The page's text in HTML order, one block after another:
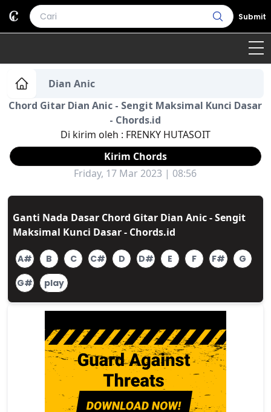
Submit
Home
Genre Country Bahasa Daerah
Lagu Umum
Terjemahan
Daftar Isi
Dian Anic
Chord Gitar Dian Anic - Sengit Maksimal Kunci Dasar
- Chords.id
Di kirim oleh : FRENKY HUTASOIT
Kirim Chords
Friday, 17 Mar 2023 | 08:56
Ganti Nada Dasar Chord Gitar Dian Anic - Sengit
Maksimal Kunci Dasar - Chords.id
A# B C C# D D# E F F#
G
G#
play